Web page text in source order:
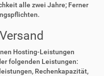
alle zwei Jahre; Ferner
Hosting-Leistungen
folgenden Leistungen:
Rechenkapazität,